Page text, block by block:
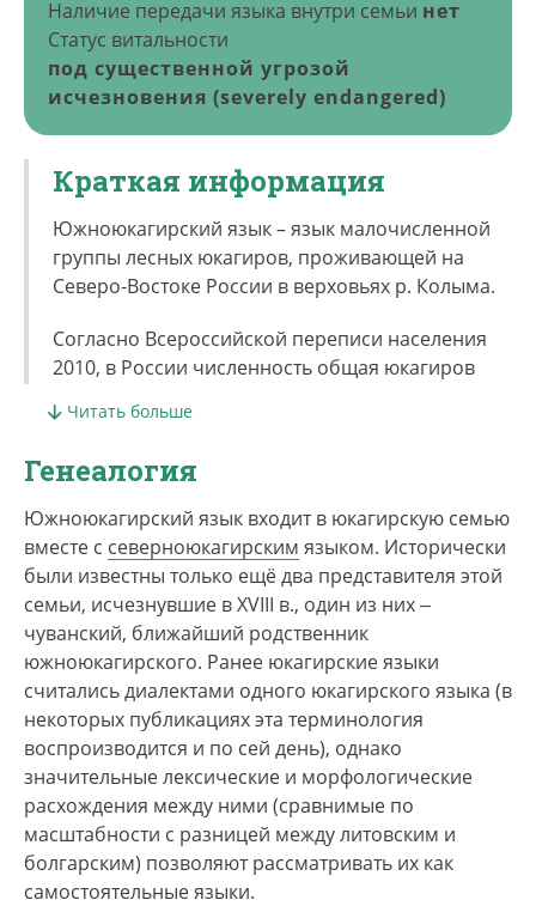
Наличие передачи языка внутри семьи нет
Статус витальности
под существенной угрозой
исчезновения (severely endangered)
Краткая информация
Южноюкагирский язык – язык малочисленной
группы лесных юкагиров, проживающей на
Северо-Востоке России в верховьях р. Колыма.
Согласно Всероссийской переписи населения
2010, в России численность общая юкагиров
Магаданской области – 71, в ЧАО – 198; в
южноюкагирского, так и северноюкагирского
языков, районом расселения лесных юкагиров,
носителей южноюкагирского, является
Верхнеколымский улус, где в 2010 г. было
зарегистрировано 304 носителя этой
итдентичности. По данным Похозяйственной
книги в 2010 г. в с. Нелемном –месте
компактного проживания лесных юкагиров в
Якутии –, 185 чел. из 283 жителей села являлись
лесными юкагирами. Согласно статистическим
данным учета представителей коренных
малочисленных народов Севера районной
администрации Среднеканского р‑на
Магаданской обл., в 2011 г. в районе
насчитывалось 69 юкагиров, из них 68
Читать больше
Генеалогия
Южноюкагирский язык входит в юкагирскую семью
вместе с северноюкагирским языком. Исторически
были известны только ещё два представителя этой
семьи, исчезнувшие в XVIII в., один из них ‒
чуванский, ближайший родственник
южноюкагирского. Ранее юкагирские языки
считались диалектами одного юкагирского языка (в
некоторых публикациях эта терминология
воспроизводится и по сей день), однако
значительные лексические и морфологические
расхождения между ними (сравнимые по
масштабности с разницей между литовским и
болгарским) позволяют рассматривать их как
самостоятельные языки.